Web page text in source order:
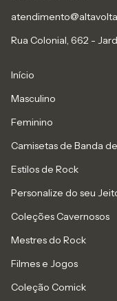
Rua Colonial, 662 -
Início
Masculino
Feminino
Camisetas de Banda
Estilos de Rock
Personalize do seu
Coleções Cavernosos
Mestres do Rock
Filmes e Jogos
Coleção Comick